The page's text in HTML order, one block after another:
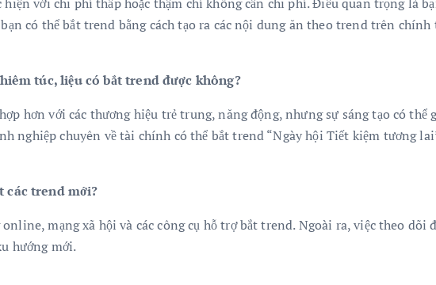
có thể bắt trend bằng cách tạo ra các nội dung ăn theo trend trên
túc, liệu có bắt trend được không?
hơn với các thương hiệu trẻ trung, năng động, nhưng sự sáng tạo có
nghiệp chuyên về tài chính có thể bắt trend “Ngày hội Tiết kiệm tương
các trend mới?
mạng xã hội và các công cụ hỗ trợ bắt trend. Ngoài ra, việc theo dõi
hướng mới.